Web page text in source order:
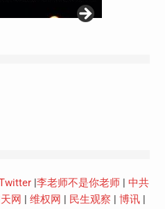
| 李老师不是你老师| 中共
网 维权网 民生观察 博讯|